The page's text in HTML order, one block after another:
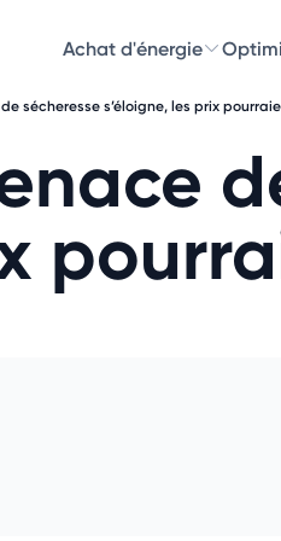
Achat d'énergie
sécheresse s’éloigne, les prix